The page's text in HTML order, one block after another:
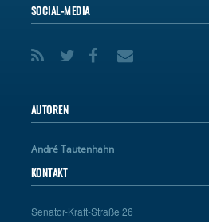
SOCIAL-MEDIA
AUTOREN
André Tautenhahn
KONTAKT
Senator-Kraft-Straße 26